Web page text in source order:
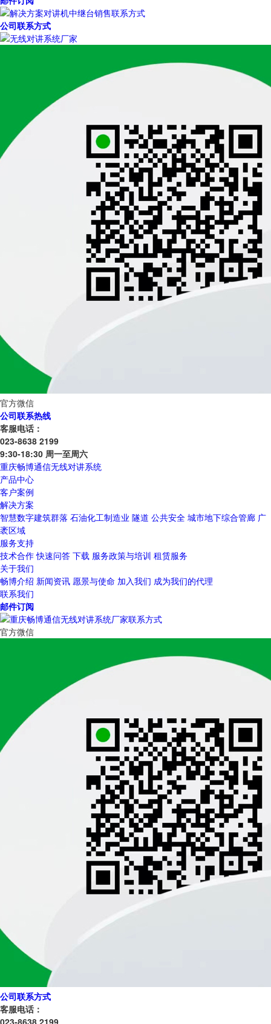
公司联系方式
官方微信
公司联系热线
客服电话：
023-8638 2199
9:30-18:30 周一至周六
重庆畅博通信无线对讲系统
产品中心
客户案例
解决方案
智慧数字建筑群落 石油化工制造业 隧道 公共安全 城市地下综合管廊 广
袤区域
服务支持
技术合作 快速问答 下载 服务政策与培训 租赁服务
关于我们
畅博介绍 新闻资讯 愿景与使命 加入我们 成为我们的代理
联系我们
邮件订阅
官方微信
公司联系方式
客服电话：
023-8638 2199